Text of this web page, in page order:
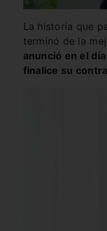
La historia que
terminó de la
anunció en el
finalice su